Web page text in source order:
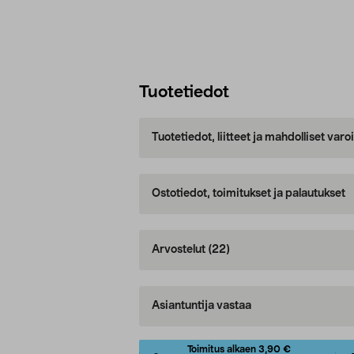
Tuotetiedot
Tuotetiedot, liitteet ja mahdolliset
Ostotiedot, toimitukset ja palautukset
Arvostelut (22)
Asiantuntija vastaa
Toimitus alkaen 3,90 €